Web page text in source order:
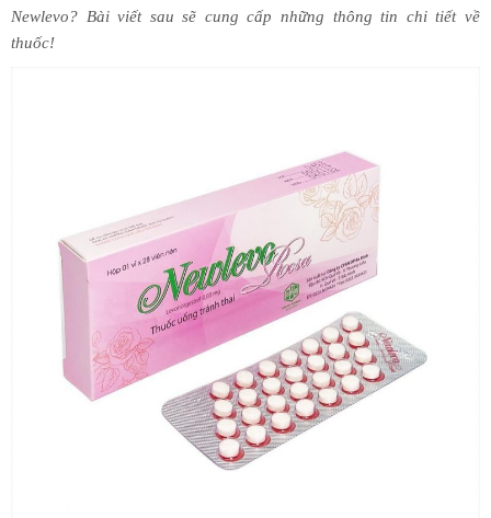
Newlevo? Bài viết sau sẽ cung cấp những thông tin chi tiết về
thuốc!